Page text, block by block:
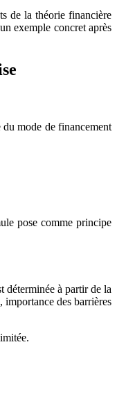
de la théorie financière
exemple concret après
mode de financement
pose comme principe
déterminée à partir de la
importance des barrières